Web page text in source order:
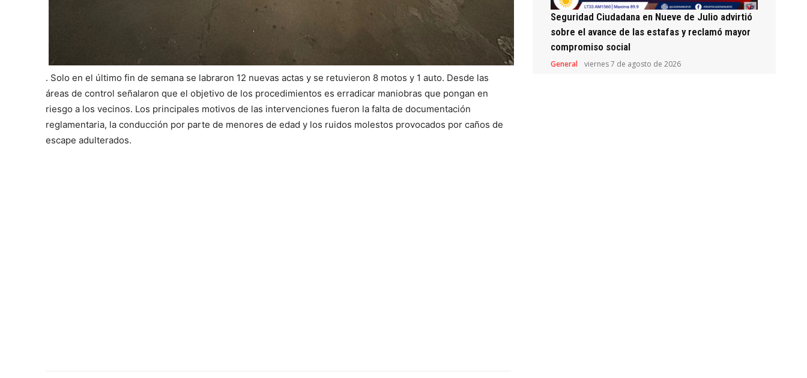
. Solo en el último fin de semana se labraron 12 nuevas actas y se retuvieron 8 motos y 1 auto. Desde las
áreas de control señalaron que el objetivo de los procedimientos es erradicar maniobras que pongan en
riesgo a los vecinos. Los principales motivos de las intervenciones fueron la falta de documentación
reglamentaria, la conducción por parte de menores de edad y los ruidos molestos provocados por caños de
escape adulterados.
Seguridad Ciudadana en Nueve de Julio advirtió
sobre el avance de las estafas y reclamó mayor
compromiso social
General viernes 7 de agosto de 2026